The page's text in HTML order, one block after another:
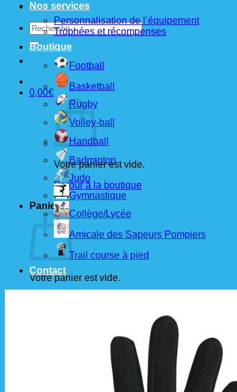
Recherche
pour :
0,00€
Votre panier est vide.
Retour à la boutique
Panier
Votre panier est vide.
📦
Les
Nos services
Personnalisation de l’équipement
Trophées et récompenses
Boutique
Football
Basketball
Rugby
Volley-ball
Handball
Badminton
Judo
Gymnastique
Collège/Lycée
Amicale des Sapeurs Pompiers
Trail course à pied
Contact